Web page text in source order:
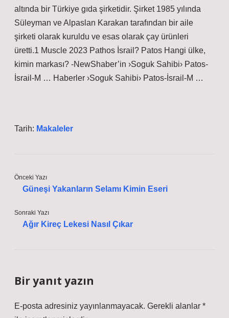
altında bir Türkiye gıda şirketidir. Şirket 1985 yılında
Süleyman ve Alpaslan Karakan tarafından bir aile
şirketi olarak kuruldu ve esas olarak çay ürünleri
üretti.1 Muscle 2023 Pathos İsrail? Patos Hangi ülke,
kimin markası? -NewShaber’in ›Soguk Sahibi› Patos-
İsrail-M … Haberler ›Soguk Sahibi› Patos-İsrail-M …
Tarih: Makaleler
Önceki Yazı
Güneşi Yakanların Selamı Kimin Eseri
Sonraki Yazı
Ağır Kireç Lekesi Nasıl Çıkar
Bir yanıt yazın
E-posta adresiniz yayınlanmayacak. Gerekli alanlar *